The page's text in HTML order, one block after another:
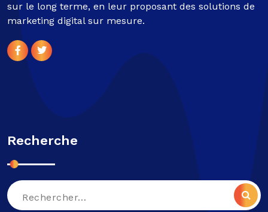
sur le long terme, en leur proposant des solutions de
marketing digital sur mesure.
Recherche
Recherche